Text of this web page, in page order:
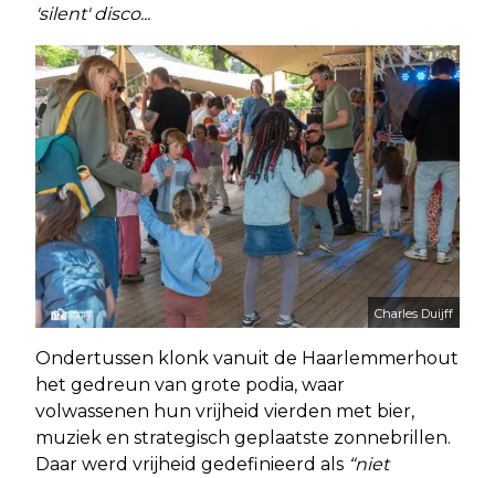
'silent' disco...
Charles Duijff
Ondertussen klonk vanuit de Haarlemmerhout
het gedreun van grote podia, waar
volwassenen hun vrijheid vierden met bier,
muziek en strategisch geplaatste zonnebrillen.
Daar werd vrijheid gedefinieerd als “niet